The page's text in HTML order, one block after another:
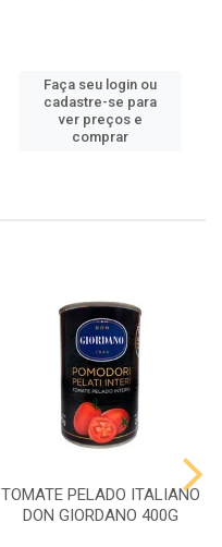
Faça seu login ou
cadastre-se para
ver preços e
comprar
TOMATE PELADO ITALIANO
DON GIORDANO 400G